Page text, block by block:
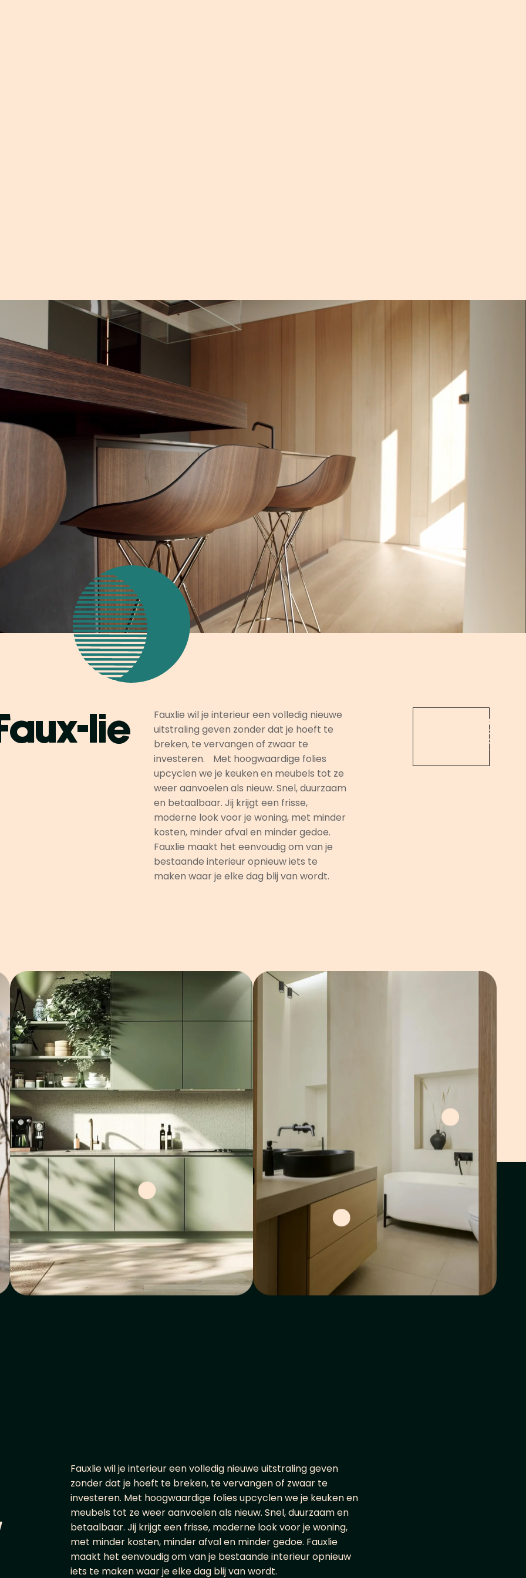
lie
Fauxlie wil je interieur een volledig nieuwe
uitstraling geven zonder dat je hoeft te
breken, te vervangen of zwaar te
investeren. Met hoogwaardige folies
upcyclen we je keuken en meubels tot ze
weer aanvoelen als nieuw. Snel, duurzaam
en betaalbaar. Jij krijgt een frisse,
moderne look voor je woning, met minder
kosten, minder afval en minder gedoe.
Fauxlie maakt het eenvoudig om van je
bestaande interieur opnieuw iets te
maken waar je elke dag blij van wordt.
Bekijk
onze
>
Fauxliewiljeinterieureenvolledig nieuweuitstralinggeven
zonderdat je hoeft te breken, tevervangenof zwaar te
investeren. Met hoogwaardige foliesupcyclenweje keukenen
meubels tot zeweeraanvoelenals nieuw. Snel,duurzaamen
betaalbaar. Jij krijgt een frisse, moderne lookvoorjewoning,
met minder kosten, minderafvalen mindergedoe. Fauxlie
maakt het eenvoudigomvanje bestaandeinterieuropnieuw
iets te makenwaarjeelkedag blijvanwordt.